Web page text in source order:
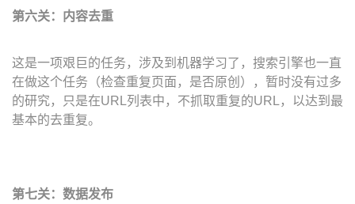
第六关：内容去重
这是一项艰巨的任务，涉及到机器学习了，搜索引擎也一直
在做这个任务（检查重复页面，是否原创），暂时没有过多
的研究，只是在URL列表中，不抓取重复的URL，以达到最
基本的去重复。
第七关：数据发布